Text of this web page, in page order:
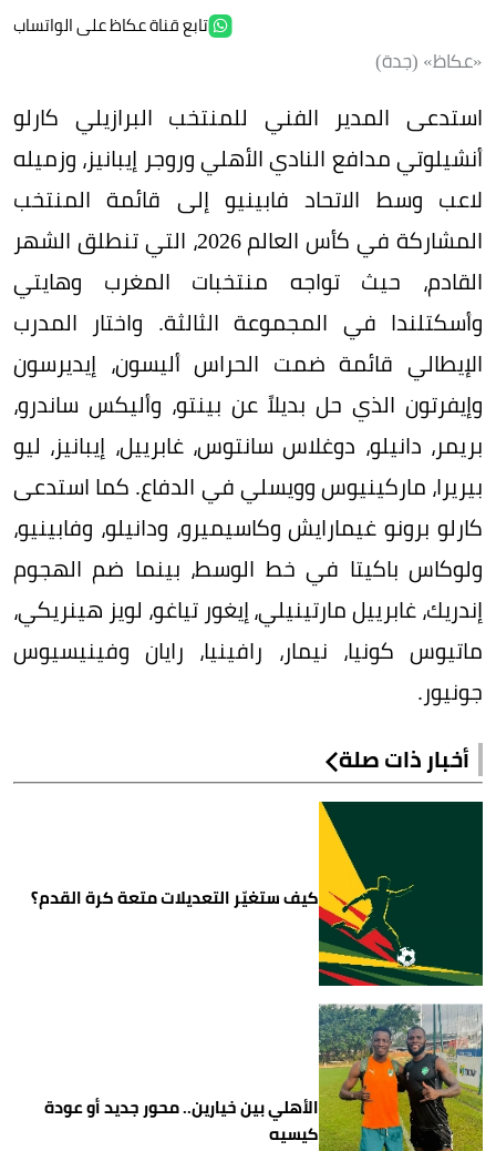
تابع قناة عكاظ على الواتساب
«عكاظ» (جدة)
استدعى المدير الفني للمنتخب البرازيلي كارلو
أنشيلوتي مدافع النادي الأهلي وروجر إيبانيز، وزميله
لاعب وسط الاتحاد فابينيو إلى قائمة المنتخب
المشاركة في كأس العالم 2026، التي تنطلق الشهر
القادم، حيث تواجه منتخبات المغرب وهايتي
وأسكتلندا في المجموعة الثالثة. واختار المدرب
الإيطالي قائمة ضمت الحراس أليسون، إيديرسون
وإيفرتون الذي حل بديلاً عن بينتو، وأليكس ساندرو،
بريمر، دانيلو، دوغلاس سانتوس، غابرييل، إيبانيز، ليو
بيريرا، ماركينيوس وويسلي في الدفاع. كما استدعى
كارلو برونو غيمارايش وكاسيميرو، ودانيلو، وفابينيو،
ولوكاس باكيتا في خط الوسط، بينما ضم الهجوم
إندريك، غابرييل مارتينيلي، إيغور تياغو، لويز هينريكي،
ماتيوس كونيا، نيمار، رافينيا، رايان وفينيسيوس
جونيور.
أخبار ذات صلة
كيف ستغيّر التعديلات متعة كرة القدم؟
الأهلي بين خيارين.. محور جديد أو عودة
كيسيه